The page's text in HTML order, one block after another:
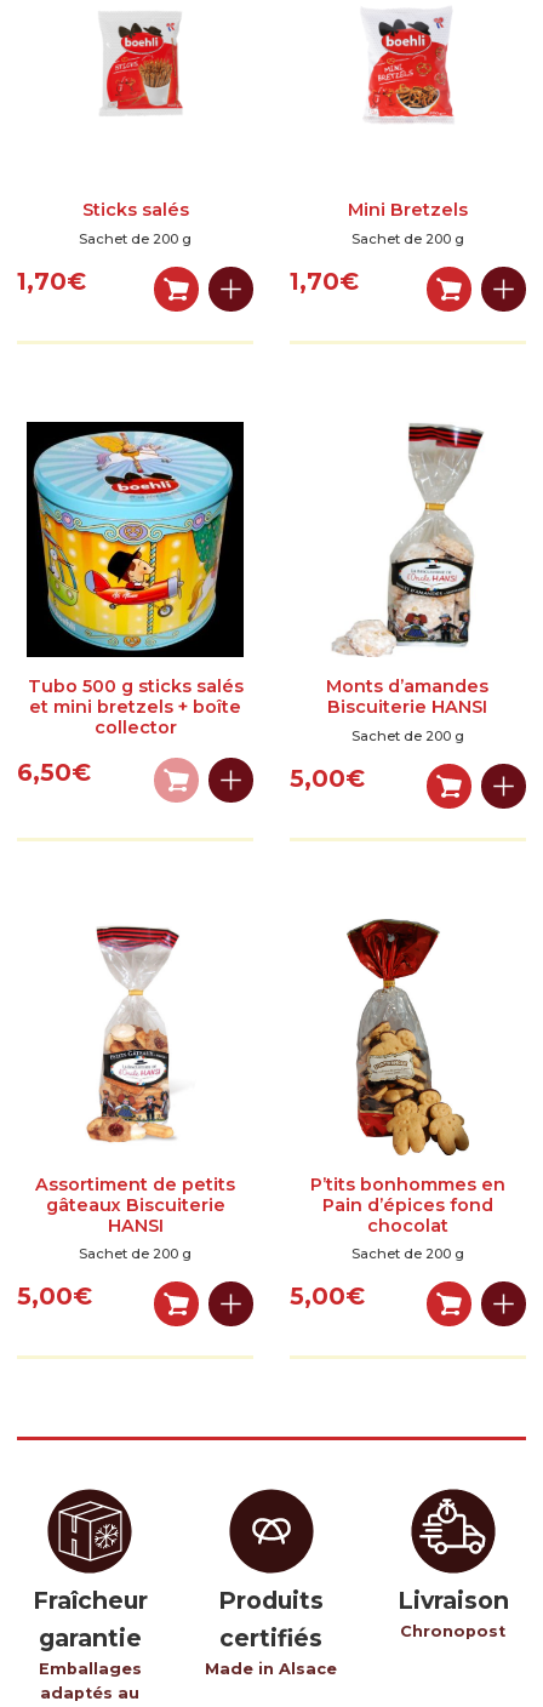
Sticks salés
Sachet de 200 g
1,70€
Mini Bretzels
Sachet de 200 g
1,70€
Tubo 500 g sticks salés
et mini bretzels + boîte
collector
6,50€
Monts d’amandes
Biscuiterie HANSI
Sachet de 200 g
5,00€
Assortiment de petits
gâteaux Biscuiterie
HANSI
Sachet de 200 g
5,00€
P’tits bonhommes en
Pain d’épices fond
chocolat
Sachet de 200 g
5,00€
Fraîcheur
garantie
Emballages
adaptés au
Produits
certifiés
Made in Alsace
Livraison
Chronopost